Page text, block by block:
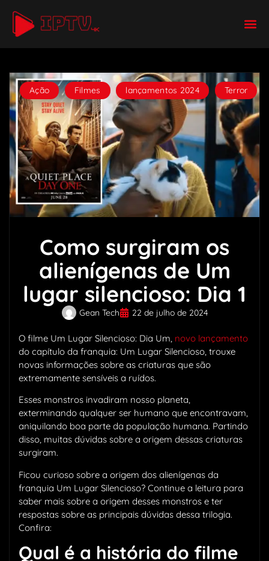
Ação , Filmes , lançamentos 2024 Terror
Como surgiram os
alienígenas de Um
lugar silencioso: Dia 1
Gean Tech 22 de julho de 2024
O filme Um Lugar Silencioso: Dia Um, novo lançamento
do capítulo da franquia: Um Lugar Silencioso, trouxe
novas informações sobre as criaturas que são
extremamente sensíveis a ruídos.
Esses monstros invadiram nosso planeta,
exterminando qualquer ser humano que encontravam,
aniquilando boa parte da população humana. Partindo
disso, muitas dúvidas sobre a origem dessas criaturas
surgiram.
Ficou curioso sobre a origem dos alienígenas da
franquia Um Lugar Silencioso? Continue a leitura para
saber mais sobre a origem desses monstros e ter
respostas sobre as principais dúvidas dessa trilogia.
Confira:
Qual é a história do filme